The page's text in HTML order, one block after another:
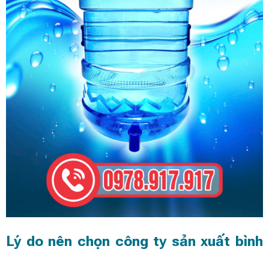
Lý do nên chọn công ty sản xuất bình